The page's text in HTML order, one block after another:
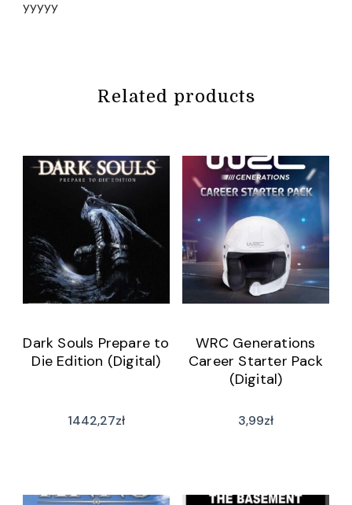
yyyyy
Related products
Dark Souls Prepare to
Die Edition (Digital)
1442,27zł
WRC Generations
Career Starter Pack
(Digital)
3,99zł